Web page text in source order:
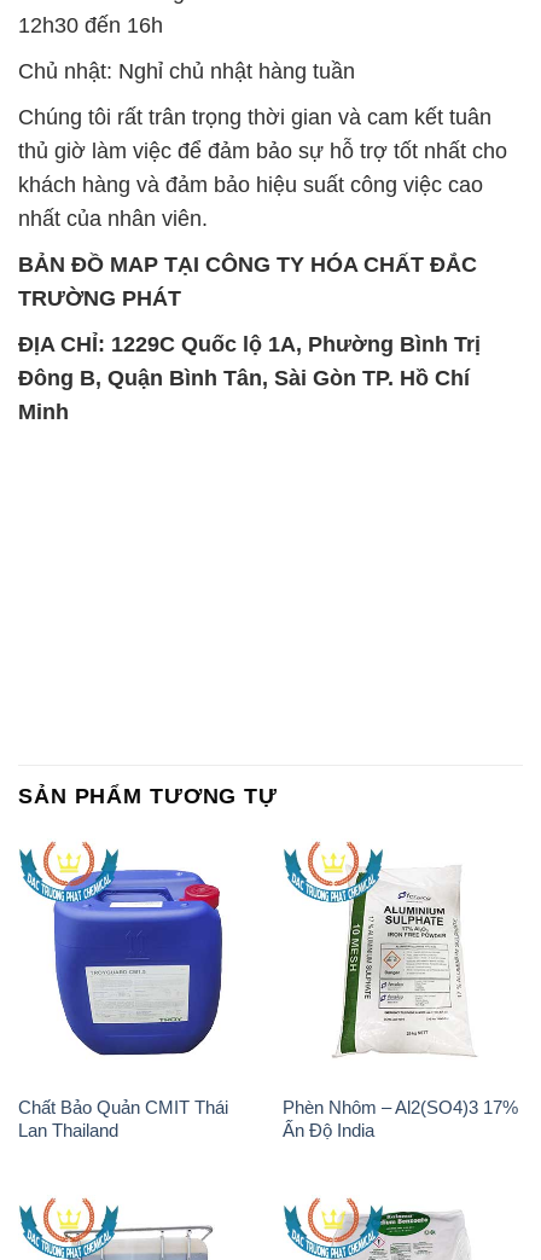
12h30 đến 16h
Chủ nhật: Nghỉ chủ nhật hàng tuần
Chúng tôi rất trân trọng thời gian và cam kết tuân
thủ giờ làm việc để đảm bảo sự hỗ trợ tốt nhất cho
khách hàng và đảm bảo hiệu suất công việc cao
nhất của nhân viên.
BẢN ĐỒ MAP TẠI CÔNG TY HÓA CHẤT ĐẮC
TRƯỜNG PHÁT
ĐỊA CHỈ: 1229C Quốc lộ 1A, Phường Bình Trị
Đông B, Quận Bình Tân, Sài Gòn TP. Hồ Chí
Minh
SẢN PHẨM TƯƠNG TỰ
Chất Bảo Quản CMIT Thái
Lan Thailand
Phèn Nhôm – Al2(SO4)3 17%
Ấn Độ India